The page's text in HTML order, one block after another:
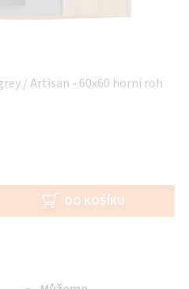
/ Artisan - 60x60 horní roh
DO KOŠÍKU